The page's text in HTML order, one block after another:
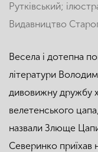
Рутківський;
Видавництво
Весела і дотепна
літератури
дивовижну дружбу
велетенського
назвали Злюще
Северинко приїхав